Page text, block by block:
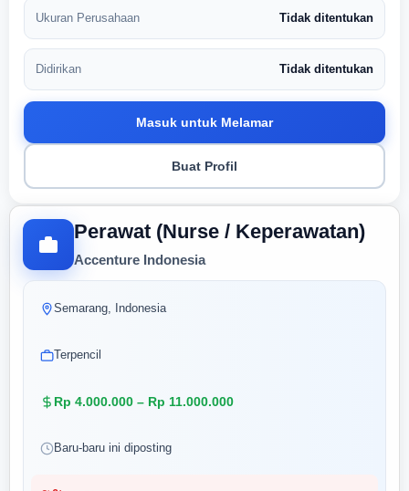
Perawat (Nurse / Keperawatan)
Accenture Indonesia
Semarang, Indonesia
Terpencil
Rp 4.000.000 – Rp 11.000.000
Baru-baru ini diposting
Ukuran Perusahaan Tidak ditentukan
Didirikan Tidak ditentukan
Masuk untuk Melamar
Buat Profil